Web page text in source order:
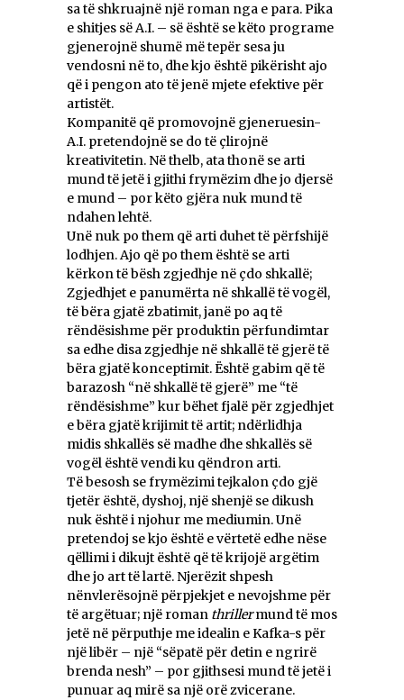
sa të shkruajnë një roman nga e para. Pika
e shitjes së A.I. – së është se këto programe
gjenerojnë shumë më tepër sesa ju
vendosni në to, dhe kjo është pikërisht ajo
që i pengon ato të jenë mjete efektive për
artistët.
Kompanitë që promovojnë gjeneruesin-
A.I. pretendojnë se do të çlirojnë
kreativitetin. Në thelb, ata thonë se arti
mund të jetë i gjithi frymëzim dhe jo djersë
e mund – por këto gjëra nuk mund të
ndahen lehtë.
Unë nuk po them që arti duhet të përfshijë
lodhjen. Ajo që po them është se arti
kërkon të bësh zgjedhje në çdo shkallë;
Zgjedhjet e panumërta në shkallë të vogël,
të bëra gjatë zbatimit, janë po aq të
rëndësishme për produktin përfundimtar
sa edhe disa zgjedhje në shkallë të gjerë të
bëra gjatë konceptimit. Është gabim që të
barazosh “në shkallë të gjerë” me “të
rëndësishme” kur bëhet fjalë për zgjedhjet
e bëra gjatë krijimit të artit; ndërlidhja
midis shkallës së madhe dhe shkallës së
vogël është vendi ku qëndron arti.
Të besosh se frymëzimi tejkalon çdo gjë
tjetër është, dyshoj, një shenjë se dikush
nuk është i njohur me mediumin. Unë
pretendoj se kjo është e vërtetë edhe nëse
qëllimi i dikujt është që të krijojë argëtim
dhe jo art të lartë. Njerëzit shpesh
nënvlerësojnë përpjekjet e nevojshme për
të argëtuar; një roman thrillermund të mos
jetë në përputhje me idealin e Kafka-s për
një libër – një “sëpatë për detin e ngrirë
brenda nesh” – por gjithsesi mund të jetë i
punuar aq mirë sa një orë zvicerane.